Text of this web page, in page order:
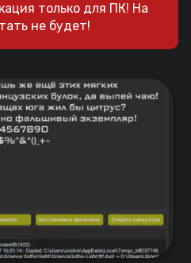
только для ПК! На
не будет!